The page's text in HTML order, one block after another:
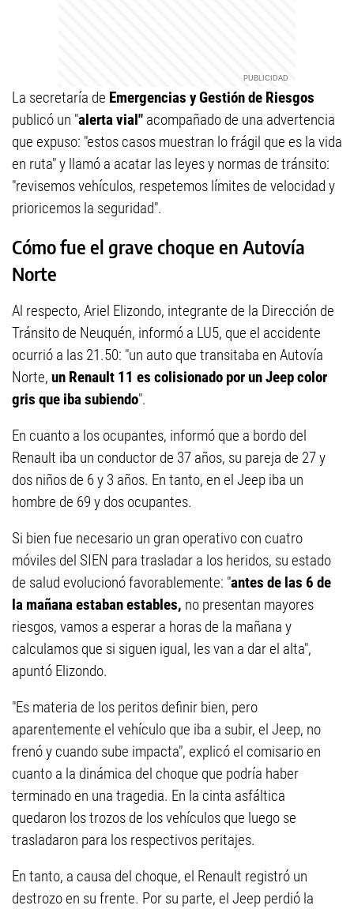
La secretaría de Emergencias y Gestión de Riesgos
publicó un "alerta vial" acompañado de una advertencia
que expuso: "estos casos muestran lo frágil que es la vida
en ruta" y llamó a acatar las leyes y normas de tránsito:
"revisemos vehículos, respetemos límites de velocidad y
prioricemos la seguridad".
Cómo fue el grave choque en Autovía
Norte
Al respecto, Ariel Elizondo, integrante de la Dirección de
Tránsito de Neuquén, informó a LU5, que el accidente
ocurrió a las 21.50: "un auto que transitaba en Autovía
Norte, un Renault 11 es colisionado por un Jeep color
gris que iba subiendo".
En cuanto a los ocupantes, informó que a bordo del
Renault iba un conductor de 37 años, su pareja de 27 y
dos niños de 6 y 3 años. En tanto, en el Jeep iba un
hombre de 69 y dos ocupantes.
Si bien fue necesario un gran operativo con cuatro
móviles del SIEN para trasladar a los heridos, su estado
de salud evolucionó favorablemente: "antes de las 6 de
la mañana estaban estables, no presentan mayores
riesgos, vamos a esperar a horas de la mañana y
calculamos que si siguen igual, les van a dar el alta",
apuntó Elizondo.
"Es materia de los peritos definir bien, pero
aparentemente el vehículo que iba a subir, el Jeep, no
frenó y cuando sube impacta", explicó el comisario en
cuanto a la dinámica del choque que podría haber
terminado en una tragedia. En la cinta asfáltica
quedaron los trozos de los vehículos que luego se
trasladaron para los respectivos peritajes.
En tanto, a causa del choque, el Renault registró un
destrozo en su frente. Por su parte, el Jeep perdió la